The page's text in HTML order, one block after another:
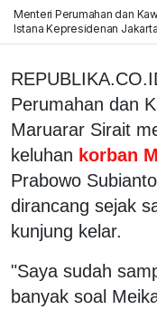
Menteri Perumahan dan
Istana Kepresidenan
Perumahan dan
Maruarar Sirait
keluhan korban
Prabowo
dirancang sejak
kunjung kelar.
"Saya sudah
banyak soal